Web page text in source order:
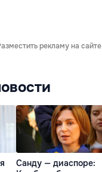
рекламу на сайте
Санду — диаспоре: